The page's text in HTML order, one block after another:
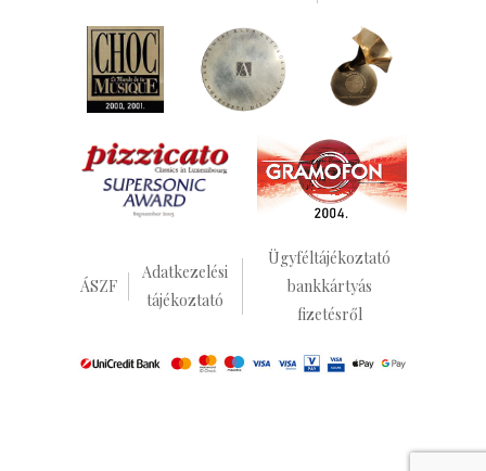
ÁSZF
Adatkezelési
tájékoztató
Ügyféltájékoztató
bankkártyás
fizetésről